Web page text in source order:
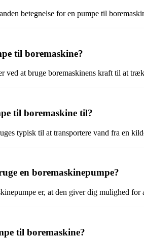
betegnelse for en pumpe til
til boremaskine?
ved at bruge boremaskinens kraft til at
til boremaskine til?
typisk til at transportere vand fra en
en boremaskinepumpe?
er, at den giver dig mulighed
til boremaskine?